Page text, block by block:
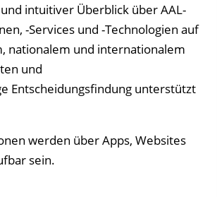
intuitiver Überblick über AAL-
-Services und -Technologien auf
nationalem und internationalem
und
Entscheidungsfindung unterstützt
werden über Apps, Websites
sein.